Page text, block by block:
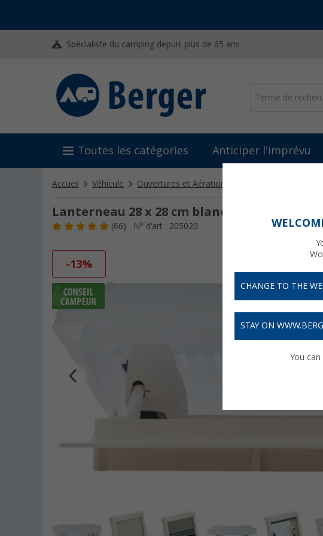
Spécialiste du camping depuis plus de 65 ans
Toutes les catégories Anticiper l'imprévu
Accueil Véhicule Ouvertures et Aération
Lanterneau 28 x 28 cm blanc Modèle 29 MPK
(66) N° d'art : 205020
-13%
CHANGE TO THE
STAY ON
You